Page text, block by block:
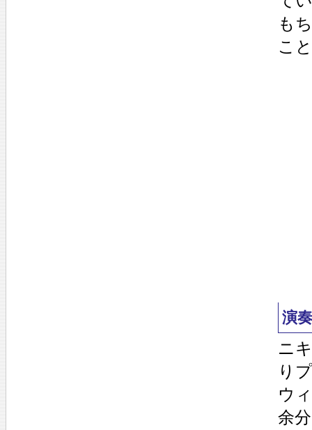
も
こ
演
ニ
り
ウ
余